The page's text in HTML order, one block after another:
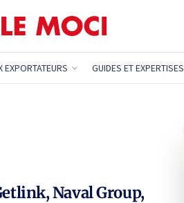
EXPORTATEURS GUIDES ET EXPERTISES
Naval Group,